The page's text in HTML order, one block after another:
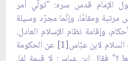
الإمام قدس سره: "تولّي أمر
ومقامًا، وإنّما مجرّد وسيلة
وإقامة نظام الإسلام العادل.
يقول أمير المؤمنين عليه السلام لابن عبّاس[1] عن الحكومة